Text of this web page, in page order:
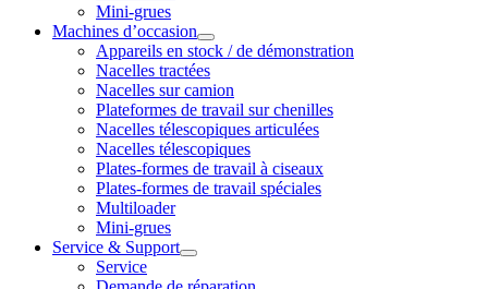
Mini-grues
Machines d’occasion
Appareils en stock / de démonstration
Nacelles tractées
Nacelles sur camion
Plateformes de travail sur chenilles
Nacelles télescopiques articulées
Nacelles télescopiques
Plates-formes de travail à ciseaux
Plates-formes de travail spéciales
Multiloader
Mini-grues
Service & Support
Service